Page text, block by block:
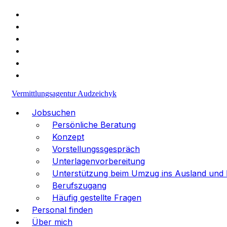
Vermittlungsagentur Audzeichyk
Jobsuchen
Persönliche Beratung
Konzept
Vorstellungssgespräch
Unterlagenvorbereitung
Unterstützung beim Umzug ins Ausland und
Berufszugang
Häufig gestellte Fragen
Personal finden
Über mich